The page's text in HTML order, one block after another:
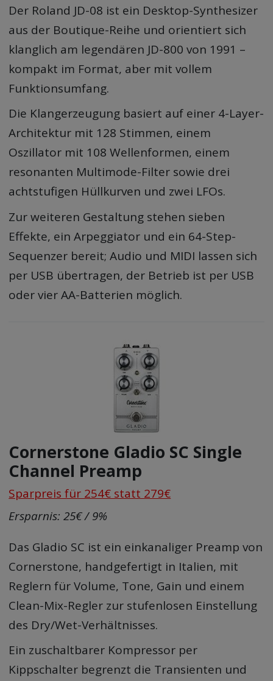
Der Roland JD-08 ist ein Desktop-Synthesizer
aus der Boutique-Reihe und orientiert sich
klanglich am legendären JD-800 von 1991 –
kompakt im Format, aber mit vollem
Funktionsumfang.
Die Klangerzeugung basiert auf einer 4-Layer-
Architektur mit 128 Stimmen, einem
Oszillator mit 108 Wellenformen, einem
resonanten Multimode-Filter sowie drei
achtstufigen Hüllkurven und zwei LFOs.
Zur weiteren Gestaltung stehen sieben
Effekte, ein Arpeggiator und ein 64-Step-
Sequenzer bereit; Audio und MIDI lassen sich
per USB übertragen, der Betrieb ist per USB
oder vier AA-Batterien möglich.
Cornerstone Gladio SC Single
Channel Preamp
Sparpreis für 254€ statt 279€
Ersparnis: 25€ / 9%
Das Gladio SC ist ein einkanaliger Preamp von
Cornerstone, handgefertigt in Italien, mit
Reglern für Volume, Tone, Gain und einem
Clean-Mix-Regler zur stufenlosen Einstellung
des Dry/Wet-Verhältnisses.
Ein zuschaltbarer Kompressor per
Kippschalter begrenzt die Transienten und